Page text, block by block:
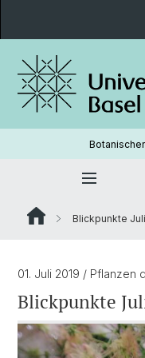
Blickpunkte
01. Juli 2019 / Pflanzen
Blickpunkte